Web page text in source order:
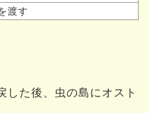
渡す
した後、虫の島にオスト